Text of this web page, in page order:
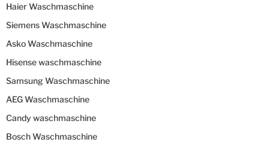
Haier Waschmaschine
Siemens Waschmaschine
Asko Waschmaschine
Hisense waschmaschine
Samsung Waschmaschine
AEG Waschmaschine
Candy waschmaschine
Bosch Waschmaschine